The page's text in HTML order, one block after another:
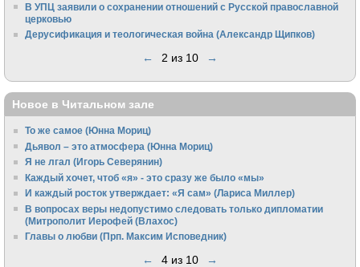
В УПЦ заявили о сохранении отношений с Русской православной
церковью
Дерусификация и теологическая война (Александр Щипков)
← 2 из 10 →
Новое в Читальном зале
То же самое (Юнна Мориц)
Дьявол – это атмосфера (Юнна Мориц)
Я не лгал (Игорь Северянин)
Каждый хочет, чтоб «я» - это сразу же было «мы»
И каждый росток утверждает: «Я сам» (Лариса Миллер)
В вопросах веры недопустимо следовать только дипломатии
(Митрополит Иерофей (Влахос)
Главы о любви (Прп. Максим Исповедник)
← 4 из 10 →